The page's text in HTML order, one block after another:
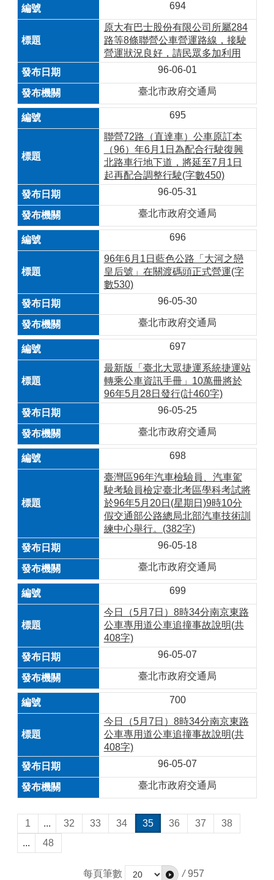
694
原大有巴士股份有限公司所屬284
路等8條聯營公車營運路線，接駛
營運狀況良好，請民眾多加利用
96-06-01
臺北市政府交通局
695
聯營72路（直達車）公車原訂本
（96）年6月1日為配合行駛復興
北路車行地下道，將延至7月1日
起再配合調整行駛(字數450)
96-05-31
臺北市政府交通局
696
96年6月1日藍色公路「大河之戀
皇后號」在關渡碼頭正式營運(字
數530)
96-05-30
臺北市政府交通局
697
最新版「臺北大眾捷運系統捷運站
轉乘公車資訊手冊」10萬冊將於
96年5月28日發行(計460字)
96-05-25
臺北市政府交通局
698
臺灣區96年汽車檢驗員、汽車駕
駛考驗員檢定臺北考區學科考試將
於96年5月20日(星期日)9時10分
假交通部公路總局北部汽車技術訓
練中心舉行。(382字)
96-05-18
臺北市政府交通局
699
今日（5月7日）8時34分南京東路
公車專用道公車追撞事故說明(共
408字)
96-05-07
臺北市政府交通局
700
今日（5月7日）8時34分南京東路
公車專用道公車追撞事故說明(共
408字)
96-05-07
臺北市政府交通局
1 ... 32 33 34 35 36 37
38
...
48
每頁筆數 / 957